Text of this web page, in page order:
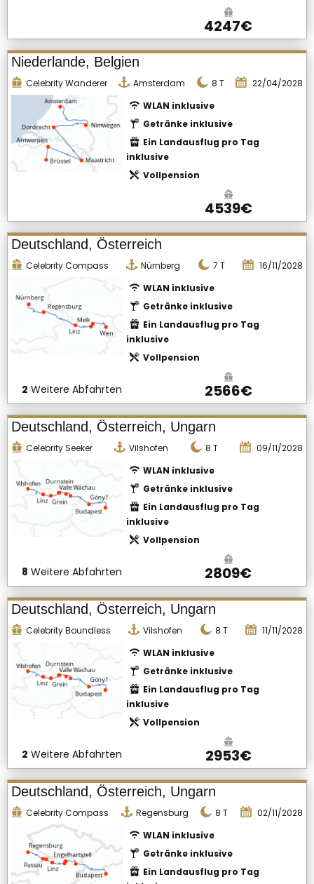
4247€
Niederlande, Belgien
Celebrity Wanderer Amsterdam 8 T
22/04/2028
WLAN inklusive
Getränke inklusive
Ein Landausflug pro Tag
inklusive
Vollpension
4539€
Deutschland, Österreich
Celebrity Compass Nürnberg 7 T
16/11/2028
WLAN inklusive
Getränke inklusive
Ein Landausflug pro Tag
inklusive
Vollpension
2 Weitere Abfahrten 2566€
Deutschland, Österreich, Ungarn
Celebrity Seeker Vilshofen 8 T
09/11/2028
WLAN inklusive
Getränke inklusive
Ein Landausflug pro Tag
inklusive
Vollpension
8 Weitere Abfahrten 2809€
Deutschland, Österreich, Ungarn
Celebrity Boundless Vilshofen 8 T
11/11/2028
WLAN inklusive
Getränke inklusive
Ein Landausflug pro Tag
inklusive
Vollpension
2 Weitere Abfahrten 2953€
Deutschland, Österreich, Ungarn
Celebrity Compass Regensburg 8 T
02/11/2028
WLAN inklusive
Getränke inklusive
Ein Landausflug pro Tag